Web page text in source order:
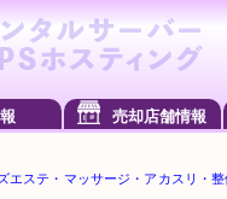
売却店舗情報
エステ・マッサージ・アカスリ・